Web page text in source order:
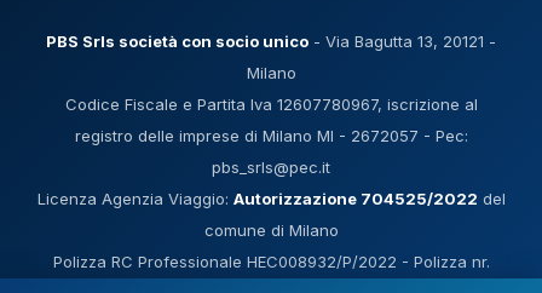
PBS Srls società con socio unico - Via Bagutta 13, 20121 -
Milano
Codice Fiscale e Partita Iva 12607780967, iscrizione al
registro delle imprese di Milano MI - 2672057 - Pec:
pbs_srls@pec.it
Licenza Agenzia Viaggio: Autorizzazione 704525/2022 del
comune di Milano
Polizza RC Professionale HEC008932/P/2022 - Polizza nr.